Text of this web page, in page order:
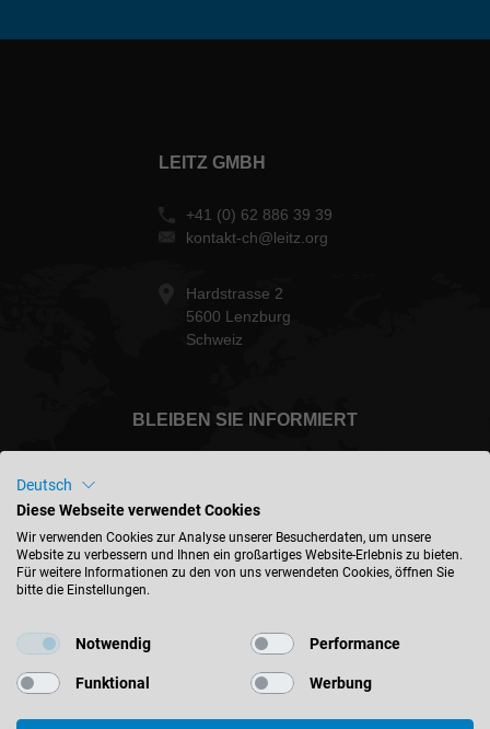
LEITZ GMBH
+41 (0) 62 886 39 39
kontakt-ch@leitz.org
Hardstrasse 2
5600 Lenzburg
Schweiz
BLEIBEN SIE INFORMIERT
Schweiz - deutsch
Deutsch
Diese Webseite verwendet Cookies
Wir verwenden Cookies zur Analyse unserer Besucherdaten, um unsere
Website zu verbessern und Ihnen ein großartiges Website-Erlebnis zu bieten.
Für weitere Informationen zu den von uns verwendeten Cookies, öffnen Sie
bitte die Einstellungen.
Notwendig Performance
Funktional Werbung